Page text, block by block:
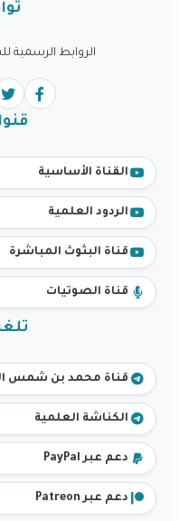
الروابط
القناة الأساسية
الردود العلمية
قناة البثوث المباشرة
قناة الصوتيات
قناة محمد بن شمس
الكناشة العلمية
دعم عبر PayPal
دعم عبر Patreon